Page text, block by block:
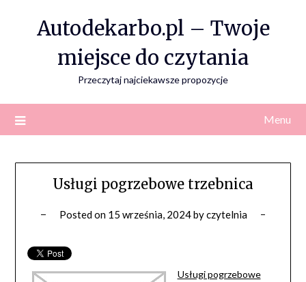
Autodekarbo.pl – Twoje
miejsce do czytania
Przeczytaj najciekawsze propozycje
Menu
Usługi pogrzebowe trzebnica
Posted on 15 września, 2024byczytelnia
Usługi pogrzebowe